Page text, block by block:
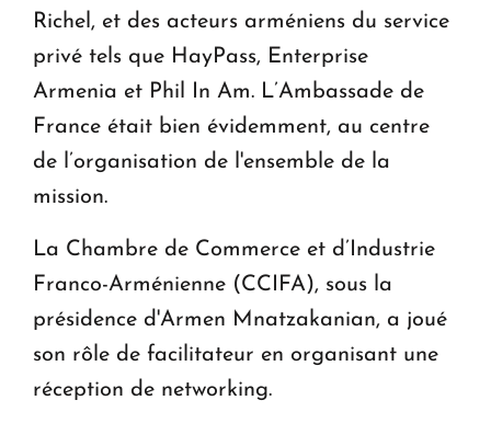
Richel, et des acteurs arméniens du service
privé tels que HayPass, Enterprise
Armenia et Phil In Am. L’Ambassade de
France était bien évidemment, au centre
de l’organisation de l'ensemble de la
mission.
La Chambre de Commerce et d’Industrie
Franco-Arménienne (CCIFA), sous la
présidence d'Armen Mnatzakanian, a joué
son rôle de facilitateur en organisant une
réception de networking.